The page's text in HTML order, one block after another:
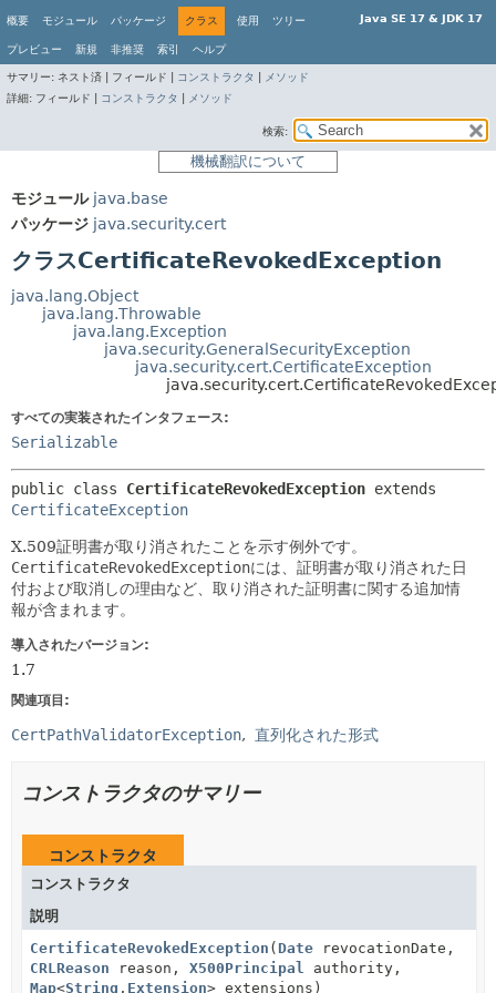
Java SE 17 & JDK 17
概要 モジュール パッケージ クラス 使用 ツリー
プレビュー 新規 非推奨 索引 ヘルプ
サマリー: ネスト済 | フィールド | コンストラクタ
メソッド
詳細: フィールド | コンストラクタ メソッド
検索:
機械翻訳について
モジュール java.base
パッケージ java.security.cert
クラスCertificateRevokedException
java.lang.Object
java.lang.Throwable
java.lang.Exception
java.security.GeneralSecurityException
java.security.cert.CertificateException
すべての実装されたインタフェース:
Serializable
public class CertificateRevokedException
CertificateException
X.509証明書が取り消されたことを示す例外です。
CertificateRevokedExceptionには、証明書が取り消された日
付および取消しの理由など、取り消された証明書に関する追加情
報が含まれます。
導入されたバージョン:
1.7
関連項目:
CertPathValidatorException 直列化された形式
コンストラクタのサマリー
コンストラクタ
コンストラクタ
説明
CertificateRevokedException ( Date revocationDate,
CRLReason reason, X500Principal authority,
Map<String , Extension> extensions)